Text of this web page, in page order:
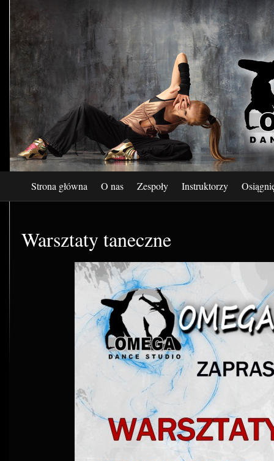
Strona główna O nas Zespoły Instruktorzy
Warsztaty taneczne